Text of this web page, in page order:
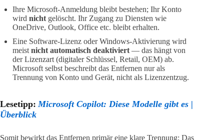
Ihre Microsoft‑Anmeldung bleibt bestehen; Ihr Konto
wird nicht gelöscht. Ihr Zugang zu Diensten wie
OneDrive, Outlook, Office etc. bleibt erhalten.
Eine Software‑Lizenz oder Windows‑Aktivierung wird
meist nicht automatisch deaktiviert — das hängt von
der Lizenzart (digitaler Schlüssel, Retail, OEM) ab.
Microsoft selbst beschreibt das Entfernen nur als
Trennung von Konto und Gerät, nicht als Lizenzentzug.
Lesetipp: Microsoft Copilot: Diese Modelle gibt es |
Überblick
Somit bewirkt das Entfernen primär eine klare Trennung: Das